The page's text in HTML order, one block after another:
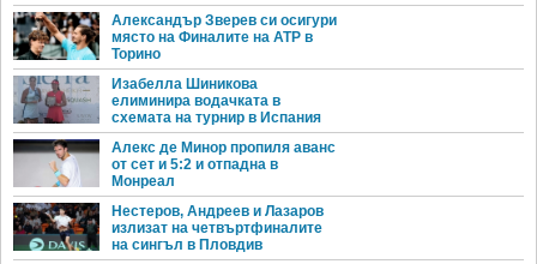
Александър Зверев си осигури
място на Финалите на ATP в
Торино
Изабелла Шиникова
елиминира водачката в
схемата на турнир в Испания
Алекс де Минор пропиля аванс
от сет и 5:2 и отпадна в
Монреал
Нестеров, Андреев и Лазаров
излизат на четвъртфиналите
на сингъл в Пловдив